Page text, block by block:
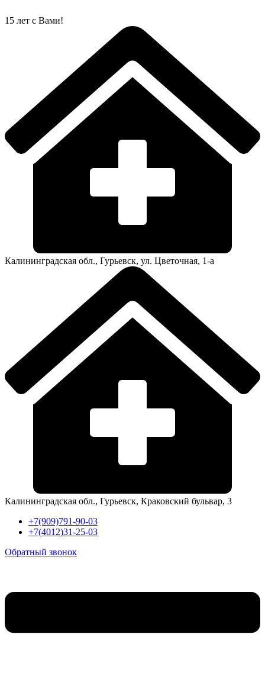
к15 лет с Вами!
Калининградская обл., Гурьевск, ул. Цветочная, 1-а
Калининградская обл., Гурьевск, Краковский бульвар, 3
+7(909)791-90-03
+7(4012)31-25-03
Обратный звонок